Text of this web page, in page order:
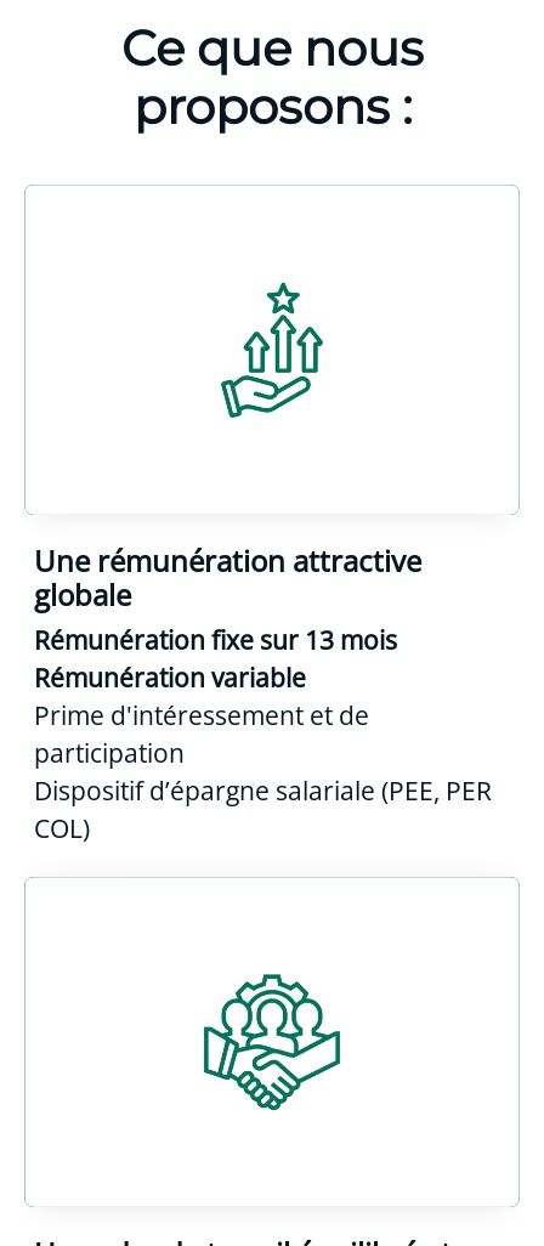
Ce que nous
proposons :
Une rémunération attractive
globale
Rémunération fixe sur 13 mois
Rémunération variable
Prime d'intéressement et de
participation
Dispositif d’épargne salariale (PEE, PER
COL)